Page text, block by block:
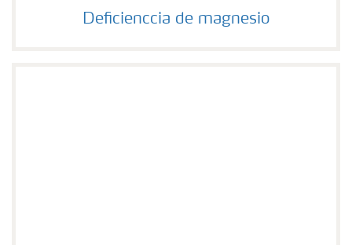
Deficienccia de magnesio
Deficienccia de magnesio